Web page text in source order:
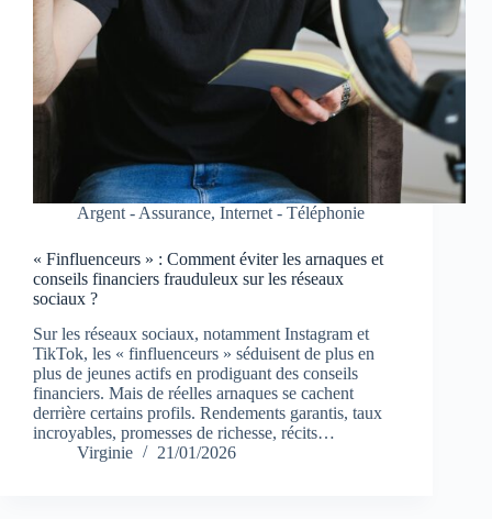
Argent - Assurance, Internet - Téléphonie
« Finfluenceurs » : Comment éviter les arnaques et
conseils financiers frauduleux sur les réseaux
sociaux ?
Sur les réseaux sociaux, notamment Instagram et
TikTok, les « finfluenceurs » séduisent de plus en
plus de jeunes actifs en prodiguant des conseils
financiers. Mais de réelles arnaques se cachent
derrière certains profils. Rendements garantis, taux
incroyables, promesses de richesse, récits…
Virginie
21/01/2026